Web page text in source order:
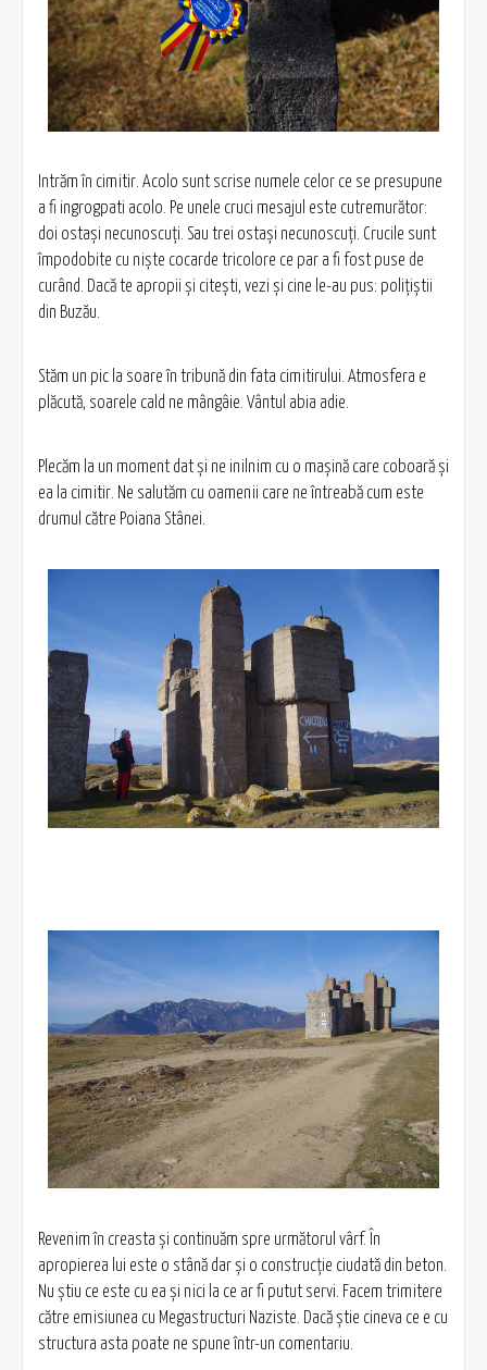
Intrăm în cimitir. Acolo sunt scrise numele celor ce se presupune
a fi ingrogpati acolo. Pe unele cruci mesajul este cutremurător:
doi ostaşi necunoscuţi. Sau trei ostaşi necunoscuţi. Crucile sunt
împodobite cu nişte cocarde tricolore ce par a fi fost puse de
curând. Dacă te apropii şi citeşti, vezi şi cine le-au pus: poliţiştii
din Buzău.
Stăm un pic la soare în tribună din fata cimitirului. Atmosfera e
plăcută, soarele cald ne mângâie. Vântul abia adie.
Plecăm la un moment dat şi ne inilnim cu o maşină care coboară şi
ea la cimitir. Ne salutăm cu oamenii care ne întreabă cum este
drumul către Poiana Stânei.
Revenim în creasta şi continuăm spre următorul vârf. În
apropierea lui este o stână dar şi o construcţie ciudată din beton.
Nu ştiu ce este cu ea şi nici la ce ar fi putut servi. Facem trimitere
către emisiunea cu Megastructuri Naziste. Dacă ştie cineva ce e cu
structura asta poate ne spune într-un comentariu.